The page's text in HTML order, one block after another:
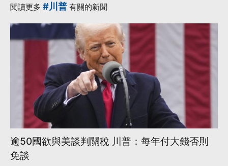
閱讀更多 #川普 有關的新聞
逾50國欲與美談判關稅 川普：每年付大錢否則
免談